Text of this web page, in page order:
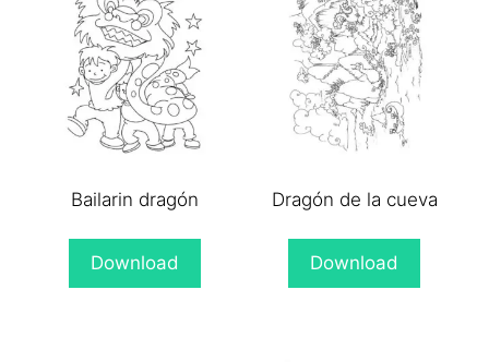
Bailarin dragón
Download
Dragón de la cueva
Download